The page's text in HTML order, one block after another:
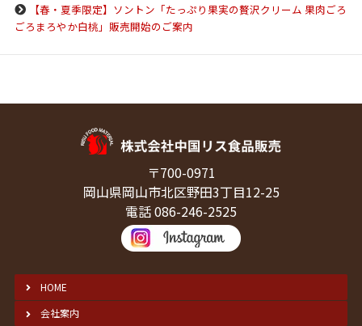
【春・夏季限定】ソントン「たっぷり果実の贅沢クリーム 果肉ごろ
ごろまろやか白桃」販売開始のご案内
〒700-0971
岡山県岡山市北区野田3丁目12-25
電話 086-246-2525
HOME
会社案内